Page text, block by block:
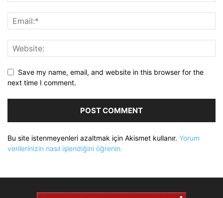
Save my name, email, and website in this browser for the
next time I comment.
Bu site istenmeyenleri azaltmak için Akismet kullanır. Yorum
verilerinizin nasıl işlendiğini öğrenin.